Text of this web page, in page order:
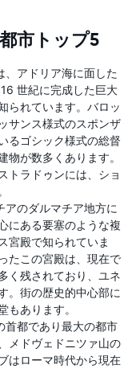
市トップ5
、アドリア海に面した
世紀に完成した巨大
られています。バロッ
サンス様式のスポンザ
るゴシック様式の総督
が数多くあります。
トラドゥンには、ショ
のダルマチア地方に
にある要塞のような複
宮殿で知られていま
たこの宮殿は、現在で
く残されており、ユネ
。街の歴史的中心部に
もあります。
首都であり最大の都市
メドヴェドニツァ山の
はローマ時代から現在